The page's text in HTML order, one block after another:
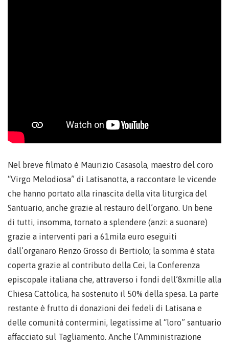
Nel breve filmato è Maurizio Casasola, maestro del coro
“Virgo Melodiosa” di Latisanotta, a raccontare le vicende
che hanno portato alla rinascita della vita liturgica del
Santuario, anche grazie al restauro dell’organo. Un bene
di tutti, insomma, tornato a splendere (anzi: a suonare)
grazie a interventi pari a 61mila euro eseguiti
dall’organaro Renzo Grosso di Bertiolo; la somma è stata
coperta grazie al contributo della Cei, la Conferenza
episcopale italiana che, attraverso i fondi dell’8xmille alla
Chiesa Cattolica, ha sostenuto il 50% della spesa. La parte
restante è frutto di donazioni dei fedeli di Latisana e
delle comunità contermini, legatissime al “loro” santuario
affacciato sul Tagliamento. Anche l’Amministrazione